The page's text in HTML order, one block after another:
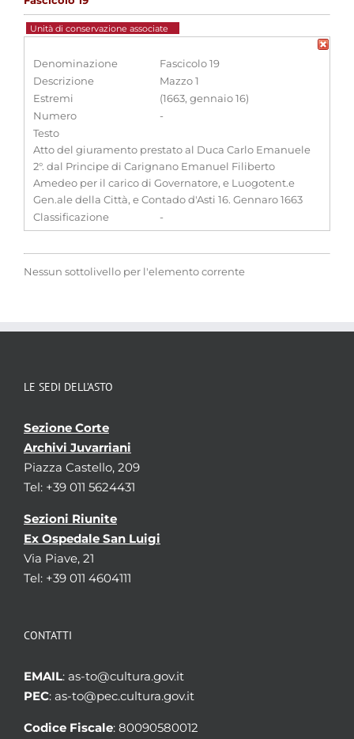
Unità di conservazione associate
Denominazione
Fascicolo 19
Descrizione
Mazzo 1
Estremi
(1663, gennaio 16)
Numero
-
Testo
Atto del giuramento prestato al Duca Carlo Emanuele
2°. dal Principe di Carignano Emanuel Filiberto
Amedeo per il carico di Governatore, e Luogotent.e
Gen.ale della Città, e Contado d'Asti 16. Gennaro 1663
Classificazione
-
Nessun sottolivello per l'elemento corrente
LE SEDI DELL’ASTO
Sezione Corte
Archivi Juvarriani
Piazza Castello, 209
Tel: +39 011 5624431
Sezioni Riunite
Ex Ospedale San Luigi
Via Piave, 21
Tel: +39 011 4604111
CONTATTI
EMAIL: as-to@cultura.gov.it
PEC: as-to@pec.cultura.gov.it
Codice Fiscale: 80090580012